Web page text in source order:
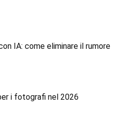
IA: come eliminare il rumore
i fotografi nel 2026